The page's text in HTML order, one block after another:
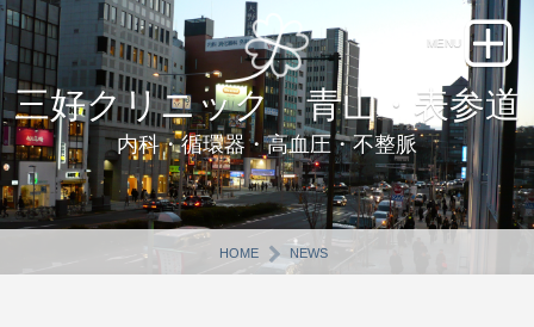
三好クリニック 青山・表参道
内科・循環器・高血圧・不整脈
HOME NEWS